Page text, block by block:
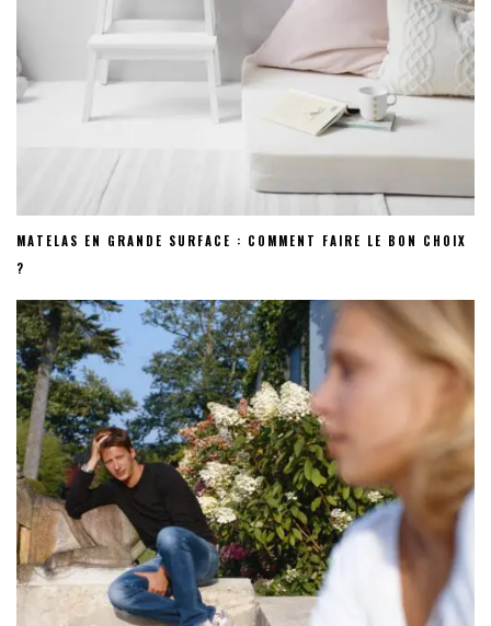
MATELAS EN GRANDE SURFACE : COMMENT FAIRE LE BON CHOIX
?